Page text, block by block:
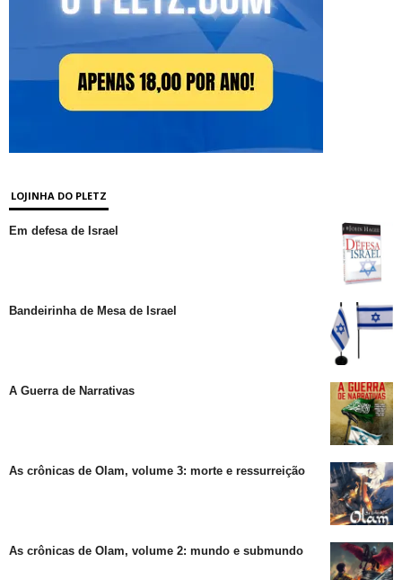
LOJINHA DO PLETZ
Em defesa de Israel
Bandeirinha de Mesa de Israel
A Guerra de Narrativas
As crônicas de Olam, volume 3: morte e ressurreição
As crônicas de Olam, volume 2: mundo e submundo